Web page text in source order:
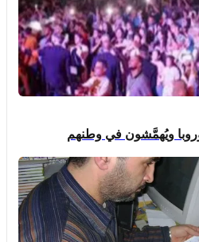
ويُهمَّشون في وطنهم